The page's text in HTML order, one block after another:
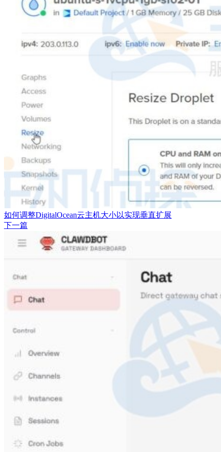
如何调整DigitalOcean云主机大小以实现垂直扩展
下一篇